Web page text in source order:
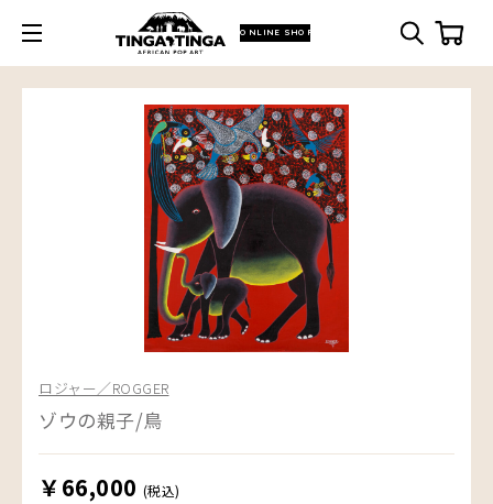
ONLINE SHOP
ロジャー／ROGGER
ゾウの親子/鳥
￥66,000 (税込)